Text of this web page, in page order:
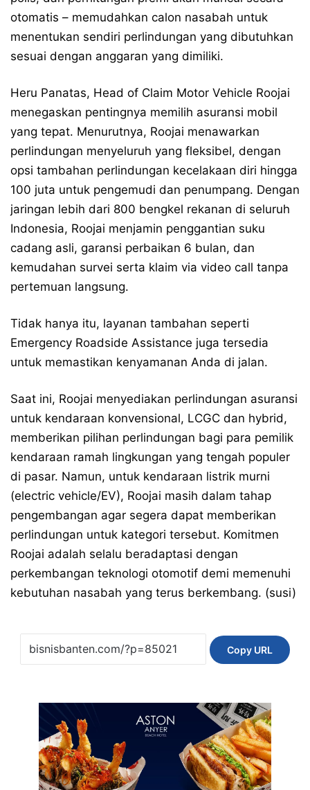
otomatis – memudahkan calon nasabah untuk
menentukan sendiri perlindungan yang dibutuhkan
sesuai dengan anggaran yang dimiliki.
Heru Panatas, Head of Claim Motor Vehicle Roojai
menegaskan pentingnya memilih asuransi mobil
yang tepat. Menurutnya, Roojai menawarkan
perlindungan menyeluruh yang fleksibel, dengan
opsi tambahan perlindungan kecelakaan diri hingga
100 juta untuk pengemudi dan penumpang. Dengan
jaringan lebih dari 800 bengkel rekanan di seluruh
Indonesia, Roojai menjamin penggantian suku
cadang asli, garansi perbaikan 6 bulan, dan
kemudahan survei serta klaim via video call tanpa
pertemuan langsung.
Tidak hanya itu, layanan tambahan seperti
Emergency Roadside Assistance juga tersedia
untuk memastikan kenyamanan Anda di jalan.
Saat ini, Roojai menyediakan perlindungan asuransi
untuk kendaraan konvensional, LCGC dan hybrid,
memberikan pilihan perlindungan bagi para pemilik
kendaraan ramah lingkungan yang tengah populer
di pasar. Namun, untuk kendaraan listrik murni
(electric vehicle/EV), Roojai masih dalam tahap
pengembangan agar segera dapat memberikan
perlindungan untuk kategori tersebut. Komitmen
Roojai adalah selalu beradaptasi dengan
perkembangan teknologi otomotif demi memenuhi
kebutuhan nasabah yang terus berkembang. (susi)
Copy URL